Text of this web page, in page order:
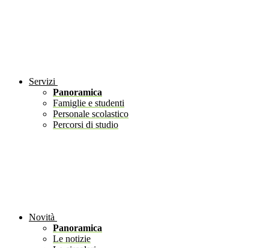
Servizi
Panoramica
Famiglie e studenti
Personale scolastico
Percorsi di studio
Novità
Panoramica
Le notizie